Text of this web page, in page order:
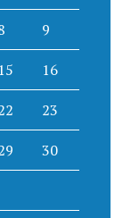
9
15 16
23
30